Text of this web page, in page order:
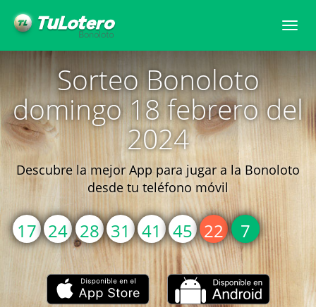
Sorteo Bonoloto
domingo 18 febrero del
2024
Descubre la mejor App para jugar a la Bonoloto
desde tu teléfono móvil
17 24 28 31 41 45 22 7